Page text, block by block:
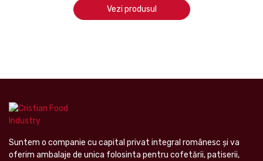
Vezi produsul
Suntem o companie cu capital privat integral românesc şi va
oferim ambalaje de unica folosinta pentru cofetării, patiserii,